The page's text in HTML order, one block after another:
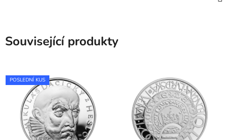
Související produkty
POSLEDNÍ KUS